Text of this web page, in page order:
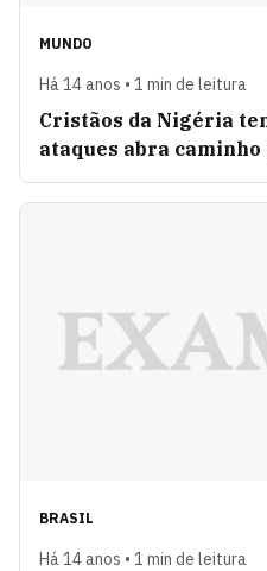
MUNDO
Há 14 anos • 1 min de leitura
Cristãos da Nigéria
ataques abra
BRASIL
Há 14 anos • 1 min de leitura